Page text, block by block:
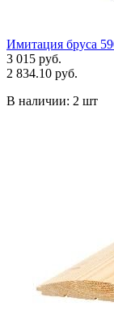
Имитация бруса
3 015 руб.
2 834.10 руб.
В наличии: 2 шт